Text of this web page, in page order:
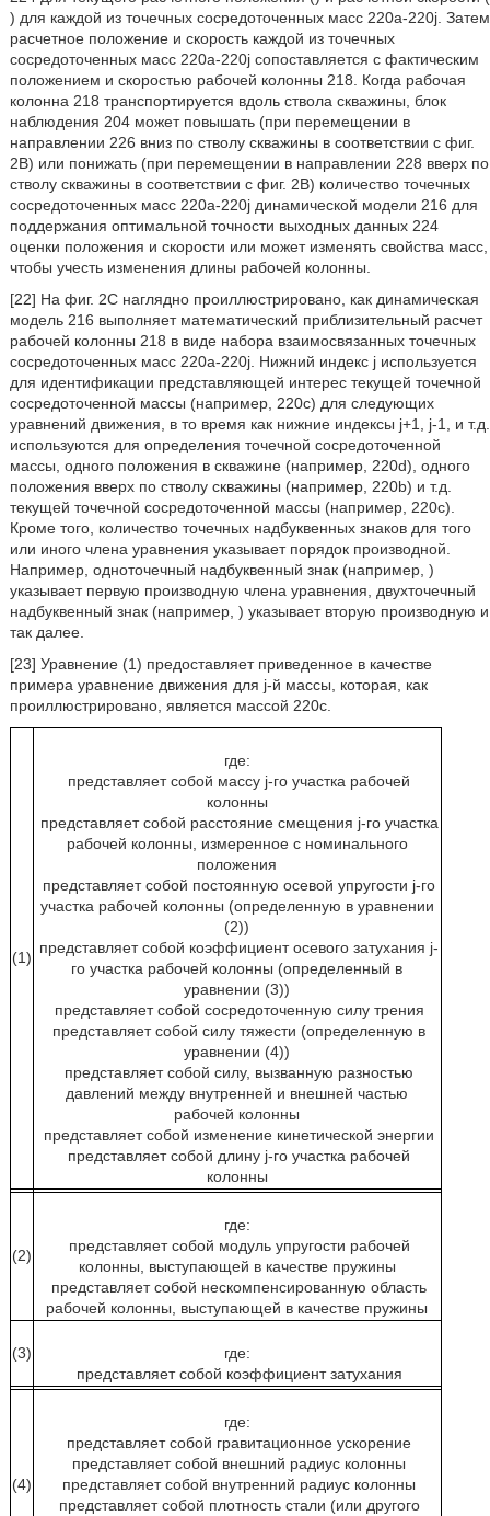
) для каждой из точечных сосредоточенных масс 220a-220j. Затем
расчетное положение и скорость каждой из точечных
сосредоточенных масс 220a-220j сопоставляется с фактическим
положением и скоростью рабочей колонны 218. Когда рабочая
колонна 218 транспортируется вдоль ствола скважины, блок
наблюдения 204 может повышать (при перемещении в
направлении 226 вниз по стволу скважины в соответствии с фиг.
2B) или понижать (при перемещении в направлении 228 вверх по
стволу скважины в соответствии с фиг. 2B) количество точечных
сосредоточенных масс 220a-220j динамической модели 216 для
поддержания оптимальной точности выходных данных 224
оценки положения и скорости или может изменять свойства масс,
чтобы учесть изменения длины рабочей колонны.
[22] На фиг. 2С наглядно проиллюстрировано, как динамическая
модель 216 выполняет математический приблизительный расчет
рабочей колонны 218 в виде набора взаимосвязанных точечных
сосредоточенных масс 220a-220j. Нижний индекс j используется
для идентификации представляющей интерес текущей точечной
сосредоточенной массы (например, 220c) для следующих
уравнений движения, в то время как нижние индексы j+1, j-1, и т.д.
используются для определения точечной сосредоточенной
массы, одного положения в скважине (например, 220d), одного
положения вверх по стволу скважины (например, 220b) и т.д.
текущей точечной сосредоточенной массы (например, 220c).
Кроме того, количество точечных надбуквенных знаков для того
или иного члена уравнения указывает порядок производной.
Например, одноточечный надбуквенный знак (например, )
указывает первую производную члена уравнения, двухточечный
надбуквенный знак (например, ) указывает вторую производную и
так далее.
[23] Уравнение (1) предоставляет приведенное в качестве
примера уравнение движения для j-й массы, которая, как
проиллюстрировано, является массой 220с.
(1)
где:
представляет собой массу j-го участка рабочей
колонны
представляет собой расстояние смещения j-го участка
рабочей колонны, измеренное с номинального
положения
представляет собой постоянную осевой упругости j-го
участка рабочей колонны (определенную в уравнении
(2))
представляет собой коэффициент осевого затухания j-
го участка рабочей колонны (определенный в
уравнении (3))
представляет собой сосредоточенную силу трения
представляет собой силу тяжести (определенную в
уравнении (4))
представляет собой силу, вызванную разностью
давлений между внутренней и внешней частью
рабочей колонны
представляет собой изменение кинетической энергии
представляет собой длину j-го участка рабочей
колонны
(2)
где:
представляет собой модуль упругости рабочей
колонны, выступающей в качестве пружины
представляет собой нескомпенсированную область
рабочей колонны, выступающей в качестве пружины
(3)
где:
представляет собой коэффициент затухания
(4)
где:
представляет собой гравитационное ускорение
представляет собой внешний радиус колонны
представляет собой внутренний радиус колонны
представляет собой плотность стали (или другого